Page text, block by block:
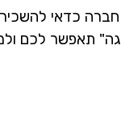
חברה כדאי
תאפשר לכם